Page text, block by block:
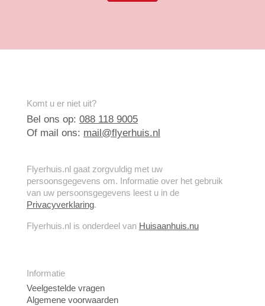
Komt u er niet uit?
Bel ons op: 088 118 9005
Of mail ons: mail@flyerhuis.nl
Flyerhuis.nl gaat zorgvuldig met uw
persoonsgegevens om. Informatie over het gebruik
van uw persoonsgegevens leest u in de
Privacyverklaring.
Flyerhuis.nl is onderdeel van Huisaanhuis.nu
Informatie
Veelgestelde vragen
Algemene voorwaarden